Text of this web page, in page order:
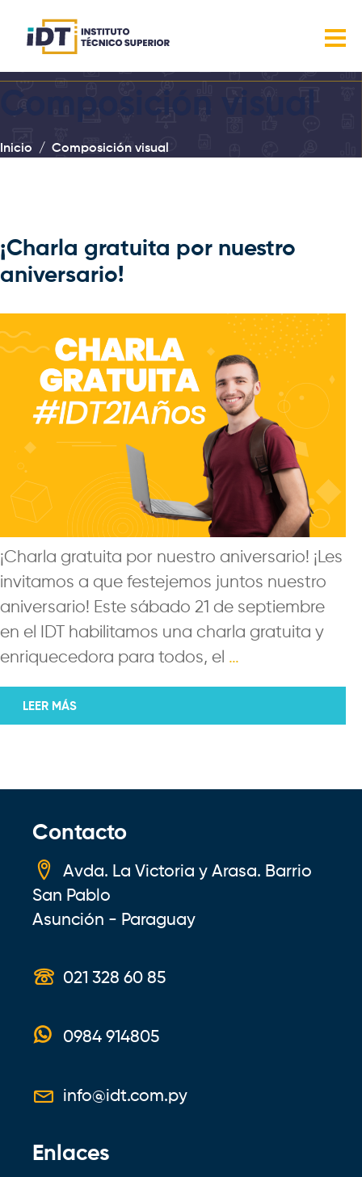
Composición visual
Inicio Composición visual
¡Charla gratuita por nuestro
aniversario!
¡Charla gratuita por nuestro aniversario! ¡Les
invitamos a que festejemos juntos nuestro
aniversario! Este sábado 21 de septiembre
en el IDT habilitamos una charla gratuita y
enriquecedora para todos, el …
LEER MÁS
Contacto
Avda. La Victoria y Arasa. Barrio
San Pablo
Asunción - Paraguay
021 328 60 85
0984 914805
info@idt.com.py
Enlaces